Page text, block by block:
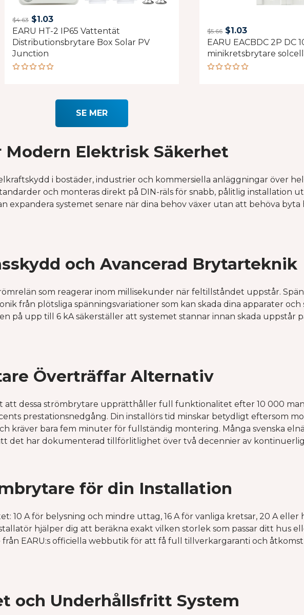
$4.63 Original
price
was:
$4.63.
$1.03Current
price
is:
EARU HT-2 IP65 Vattentät
Distributionsbrytare Box Solar PV
Junction
$5.66 Original
price
was:
$5.66.
$1.03Current
price
is:
$1.03.
EARU EACBDC 2P DC
minikretsbrytare
SE MER
Modern Elektrisk Säkerhet
i bostäder, industrier och kommersiella anläggningar över
och monteras direkt på DIN-räls för snabb, pålitlig installation
systemet senare när dina behov växer utan att behöva byta
och Avancerad Brytarteknik
som reagerar inom millisekunder när feltillståndet uppstår.
från plötsliga spänningsvariationer som kan skada dina apparater och
på upp till 6 kA säkerställer att systemet stannar innan skada uppstår
Överträffar Alternativ
dessa strömbrytare upprätthåller full funktionalitet efter 10 000
prestationsnedgång. Din installörs tid minskar betydligt eftersom
kräver bara fem minuter för fullständig montering. Många svenska
det har dokumenterad tillförlitlighet över två decennier av
för din Installation
10 A för belysning och mindre uttag, 16 A för vanliga kretsar, 20 A eller
hjälper dig att beräkna exakt vilken storlek som passar ditt hus
EARU:s officiella webbutik för att få full tillverkargaranti och åtkomst
och Underhållsfritt System